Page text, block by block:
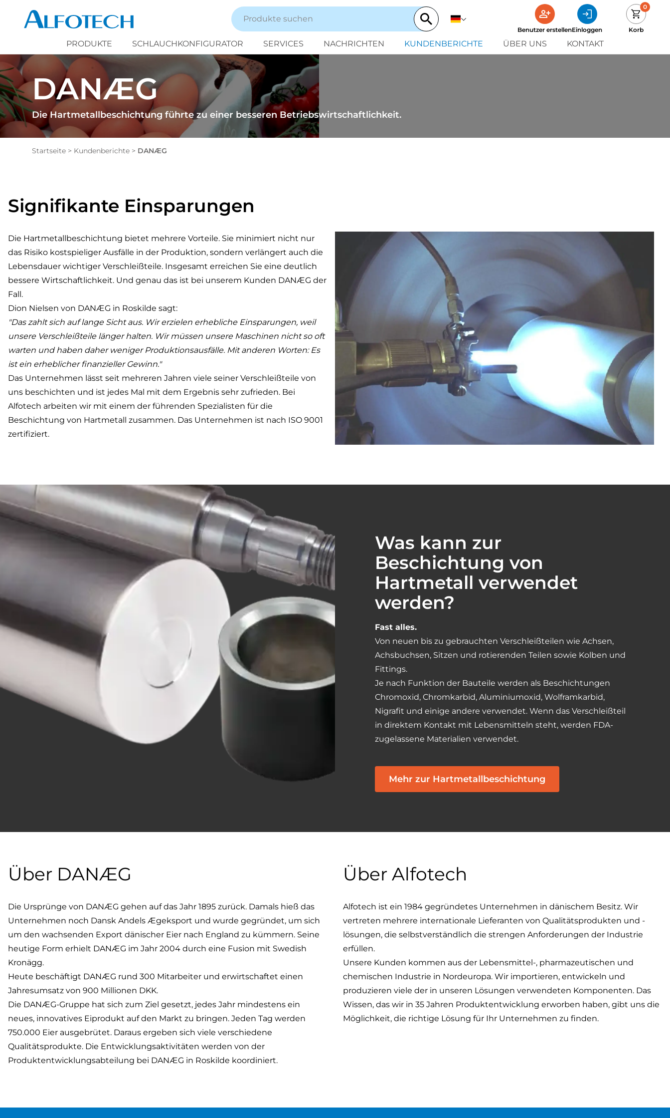
Benutzer erstellenEinloggen
0
Korb
PRODUKTE SCHLAUCHKONFIGURATOR SERVICES NACHRICHTEN KUNDENBERICHTE ÜBER UNS KONTAKT
DANÆG
Die Hartmetallbeschichtung führte zu einer besseren Betriebswirtschaftlichkeit.
Startseite > Kundenberichte > DANÆG
Signifikante Einsparungen
Die Hartmetallbeschichtung bietet mehrere Vorteile. Sie minimiert nicht nur
das Risiko kostspieliger Ausfälle in der Produktion, sondern verlängert auch die
Lebensdauer wichtiger Verschleißteile. Insgesamt erreichen Sie eine deutlich
bessere Wirtschaftlichkeit. Und genau das ist bei unserem Kunden DANÆG der
Fall.
Dion Nielsen von DANÆG in Roskilde sagt:
"Das zahlt sich auf lange Sicht aus. Wir erzielen erhebliche Einsparungen, weil
unsere Verschleißteile länger halten. Wir müssen unsere Maschinen nicht so oft
warten und haben daher weniger Produktionsausfälle. Mit anderen Worten: Es
ist ein erheblicher finanzieller Gewinn."
Das Unternehmen lässt seit mehreren Jahren viele seiner Verschleißteile von
uns beschichten und ist jedes Mal mit dem Ergebnis sehr zufrieden. Bei
Alfotech arbeiten wir mit einem der führenden Spezialisten für die
Beschichtung von Hartmetall zusammen. Das Unternehmen ist nach ISO 9001
zertifiziert.
Was kann zur
Beschichtung von
Hartmetall verwendet
werden?
Fast alles.
Von neuen bis zu gebrauchten Verschleißteilen wie Achsen,
Achsbuchsen, Sitzen und rotierenden Teilen sowie Kolben und
Fittings.
Je nach Funktion der Bauteile werden als Beschichtungen
Chromoxid, Chromkarbid, Aluminiumoxid, Wolframkarbid,
Nigrafit und einige andere verwendet. Wenn das Verschleißteil
in direktem Kontakt mit Lebensmitteln steht, werden FDA-
zugelassene Materialien verwendet.
Mehr zur Hartmetallbeschichtung
Über DANÆG
Die Ursprünge von DANÆG gehen auf das Jahr 1895 zurück. Damals hieß das
Unternehmen noch Dansk Andels Ægeksport und wurde gegründet, um sich
um den wachsenden Export dänischer Eier nach England zu kümmern. Seine
heutige Form erhielt DANÆG im Jahr 2004 durch eine Fusion mit Swedish
Kronägg.
Heute beschäftigt DANÆG rund 300 Mitarbeiter und erwirtschaftet einen
Jahresumsatz von 900 Millionen DKK.
Die DANÆG-Gruppe hat sich zum Ziel gesetzt, jedes Jahr mindestens ein
neues, innovatives Eiprodukt auf den Markt zu bringen. Jeden Tag werden
750.000 Eier ausgebrütet. Daraus ergeben sich viele verschiedene
Qualitätsprodukte. Die Entwicklungsaktivitäten werden von der
Produktentwicklungsabteilung bei DANÆG in Roskilde koordiniert.
Über Alfotech
Alfotech ist ein 1984 gegründetes Unternehmen in dänischem Besitz. Wir
vertreten mehrere internationale Lieferanten von Qualitätsprodukten und -
lösungen, die selbstverständlich die strengen Anforderungen der Industrie
erfüllen.
Unsere Kunden kommen aus der Lebensmittel-, pharmazeutischen und
chemischen Industrie in Nordeuropa. Wir importieren, entwickeln und
produzieren viele der in unseren Lösungen verwendeten Komponenten. Das
Wissen, das wir in 35 Jahren Produktentwicklung erworben haben, gibt uns die
Möglichkeit, die richtige Lösung für Ihr Unternehmen zu finden.